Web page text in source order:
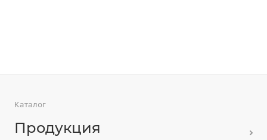
Каталог
Продукция